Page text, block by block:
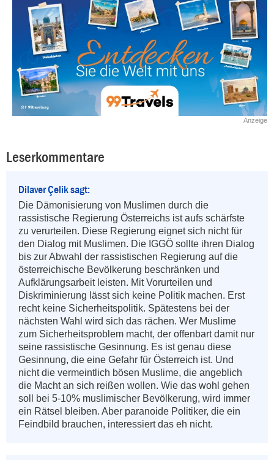
Anzeige
Leserkommentare
Dilaver Çelik sagt:
Die Dämonisierung von Muslimen durch die
rassistische Regierung Österreichs ist aufs schärfste
zu verurteilen. Diese Regierung eignet sich nicht für
den Dialog mit Muslimen. Die IGGÖ sollte ihren Dialog
bis zur Abwahl der rassistischen Regierung auf die
österreichische Bevölkerung beschränken und
Aufklärungsarbeit leisten. Mit Vorurteilen und
Diskriminierung lässt sich keine Politik machen. Erst
recht keine Sicherheitspolitik. Spätestens bei der
nächsten Wahl wird sich das rächen. Wer Muslime
zum Sicherheitsproblem macht, der offenbart damit nur
seine rassistische Gesinnung. Es ist genau diese
Gesinnung, die eine Gefahr für Österreich ist. Und
nicht die vermeintlich bösen Muslime, die angeblich
die Macht an sich reißen wollen. Wie das wohl gehen
soll bei 5-10% muslimischer Bevölkerung, wird immer
ein Rätsel bleiben. Aber paranoide Politiker, die ein
Feindbild brauchen, interessiert das eh nicht.